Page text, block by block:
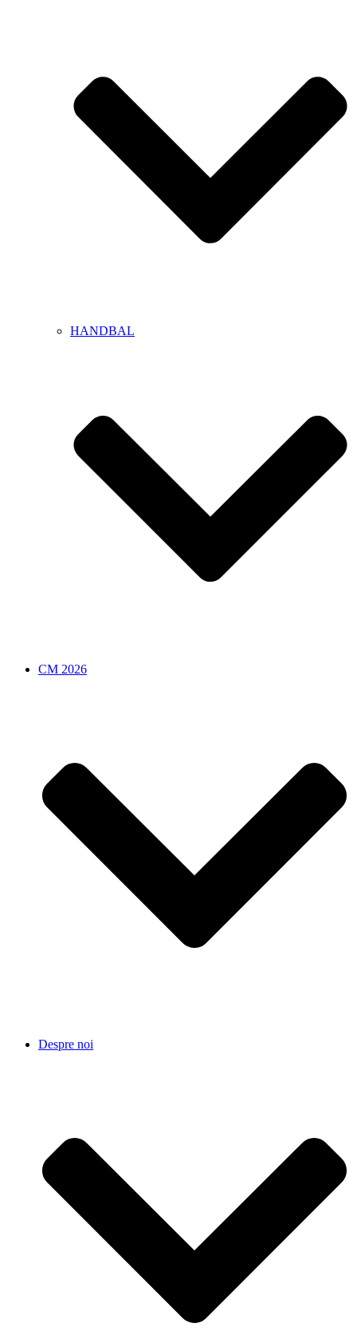
HANDBAL
CM 2026
Despre noi